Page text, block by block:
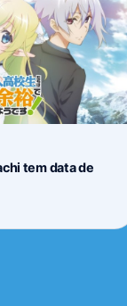
tem data de